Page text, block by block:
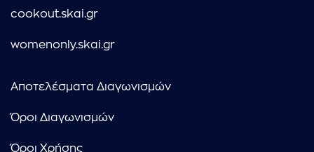
cookout.skai.gr
womenonly.skai.gr
Αποτελέσματα Διαγωνισμών
Όροι Διαγωνισμών
Όροι Χρήσης